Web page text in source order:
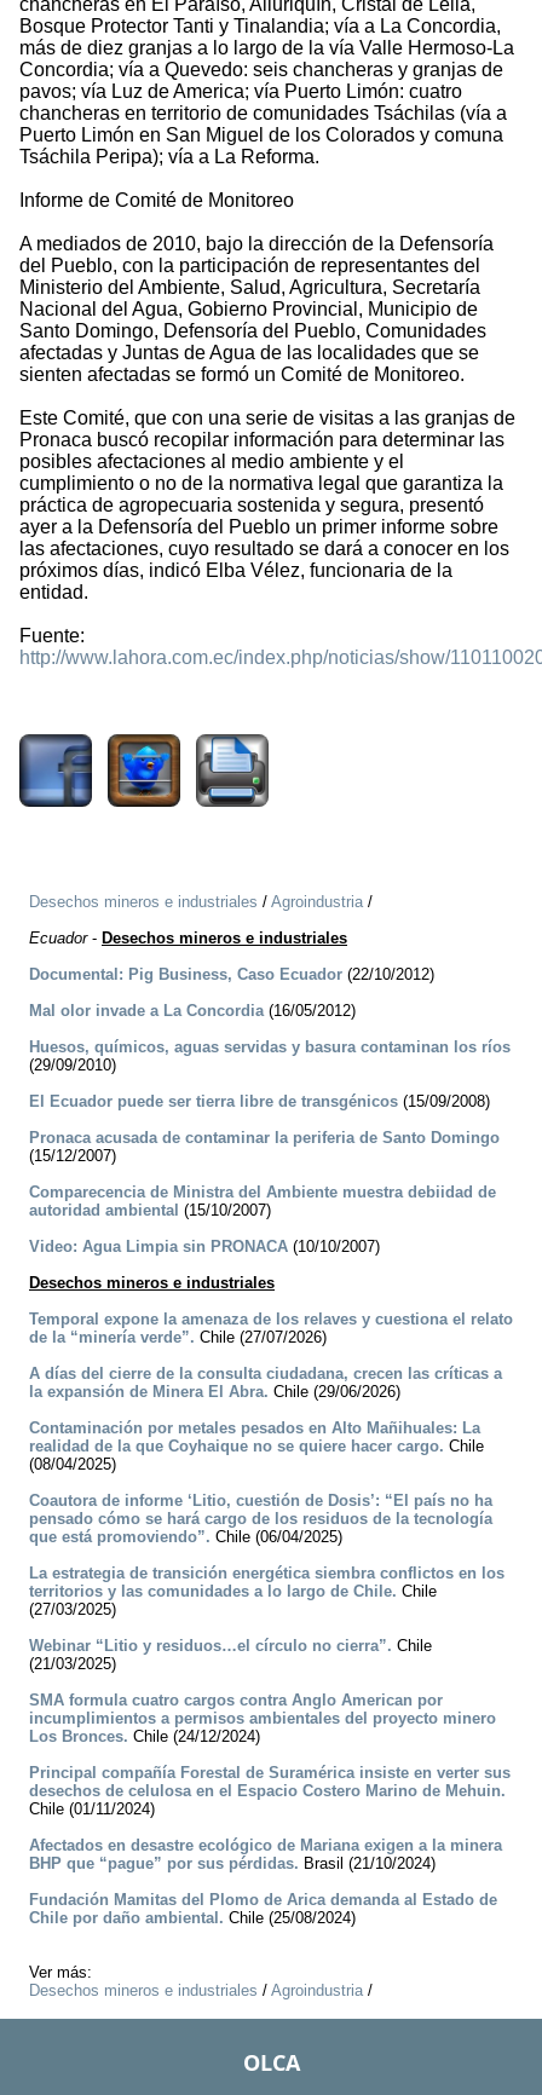
chancheras en El Paraíso, Alluriquín, Cristal de Lelia,
Bosque Protector Tanti y Tinalandia; vía a La Concordia,
más de diez granjas a lo largo de la vía Valle Hermoso-La
Concordia; vía a Quevedo: seis chancheras y granjas de
pavos; vía Luz de America; vía Puerto Limón: cuatro
chancheras en territorio de comunidades Tsáchilas (vía a
Puerto Limón en San Miguel de los Colorados y comuna
Tsáchila Peripa); vía a La Reforma.
Informe de Comité de Monitoreo
A mediados de 2010, bajo la dirección de la Defensoría
del Pueblo, con la participación de representantes del
Ministerio del Ambiente, Salud, Agricultura, Secretaría
Nacional del Agua, Gobierno Provincial, Municipio de
Santo Domingo, Defensoría del Pueblo, Comunidades
afectadas y Juntas de Agua de las localidades que se
sienten afectadas se formó un Comité de Monitoreo.
Este Comité, que con una serie de visitas a las granjas de
Pronaca buscó recopilar información para determinar las
posibles afectaciones al medio ambiente y el
cumplimiento o no de la normativa legal que garantiza la
práctica de agropecuaria sostenida y segura, presentó
ayer a la Defensoría del Pueblo un primer informe sobre
las afectaciones, cuyo resultado se dará a conocer en los
próximos días, indicó Elba Vélez, funcionaria de la
entidad.
Fuente:
http://www.lahora.com.ec/index.php/noticias/show/
Desechos mineros e industriales / Agroindustria/
Ecuador- Desechos mineros e industriales
Documental: Pig Business, Caso Ecuador (22/10/2012)
Mal olor invade a La Concordia(16/05/2012)
Huesos, químicos, aguas servidas y basura contaminan los ríos
(29/09/2010)
El Ecuador puede ser tierra libre de transgénicos (15/09/2008)
Pronaca acusada de contaminar la periferia de Santo Domingo
(15/12/2007)
Comparecencia de Ministra del Ambiente muestra debiidad de
autoridad ambiental (15/10/2007)
Video: Agua Limpia sin PRONACA (10/10/2007)
Desechos mineros e industriales
Temporal expone la amenaza de los relaves y cuestiona el relato
de la “minería verde”. Chile (27/07/2026)
A días del cierre de la consulta ciudadana, crecen las críticas a
la expansión de Minera El Abra. Chile (29/06/2026)
Contaminación por metales pesados en Alto Mañihuales: La
realidad de la que Coyhaique no se quiere hacer cargo. Chile
(08/04/2025)
Coautora de informe ‘Litio, cuestión de Dosis’: “El país no ha
pensado cómo se hará cargo de los residuos de la tecnología
que está promoviendo”. Chile (06/04/2025)
La estrategia de transición energética siembra conflictos en los
territorios y las comunidades a lo largo de Chile. Chile
(27/03/2025)
Webinar “Litio y residuos…el círculo no cierra”. Chile
(21/03/2025)
SMA formula cuatro cargos contra Anglo American por
incumplimientos a permisos ambientales del proyecto minero
Los Bronces. Chile (24/12/2024)
Principal compañía Forestal de Suramérica insiste en verter sus
desechos de celulosa en el Espacio Costero Marino de Mehuin.
Chile (01/11/2024)
Afectados en desastre ecológico de Mariana exigen a la minera
BHP que “pague” por sus pérdidas. Brasil (21/10/2024)
Fundación Mamitas del Plomo de Arica demanda al Estado de
Chile por daño ambiental. Chile (25/08/2024)
Ver más:
Desechos mineros e industriales / Agroindustria/
OLCA